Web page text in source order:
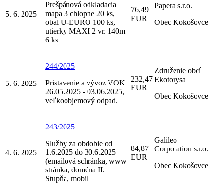
5. 6. 2025
Prešpánová odkladacia
mapa 3 chlopne 20 ks,
obal U-EURO 100 ks,
utierky MAXI 2 vr. 140m
6 ks.
76,49
EUR
Papera s.r.o.
Obec Kokošovce
5. 6. 2025
244/2025
Pristavenie a vývoz VOK
26.05.2025 - 03.06.2025,
veľkoobjemový odpad.
232,47
EUR
Združenie obcí
Ekotorysa
Obec Kokošovce
4. 6. 2025
243/2025
Služby za obdobie od
1.6.2025 do 30.6.2025
(emailová schránka, www
stránka, doména II.
Stupňa, mobil
84,87
EUR
Galileo
Corporation s.r.o.
Obec Kokošovce